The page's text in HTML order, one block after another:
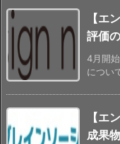
【エ
評価
4月開
につい
【エ
成果